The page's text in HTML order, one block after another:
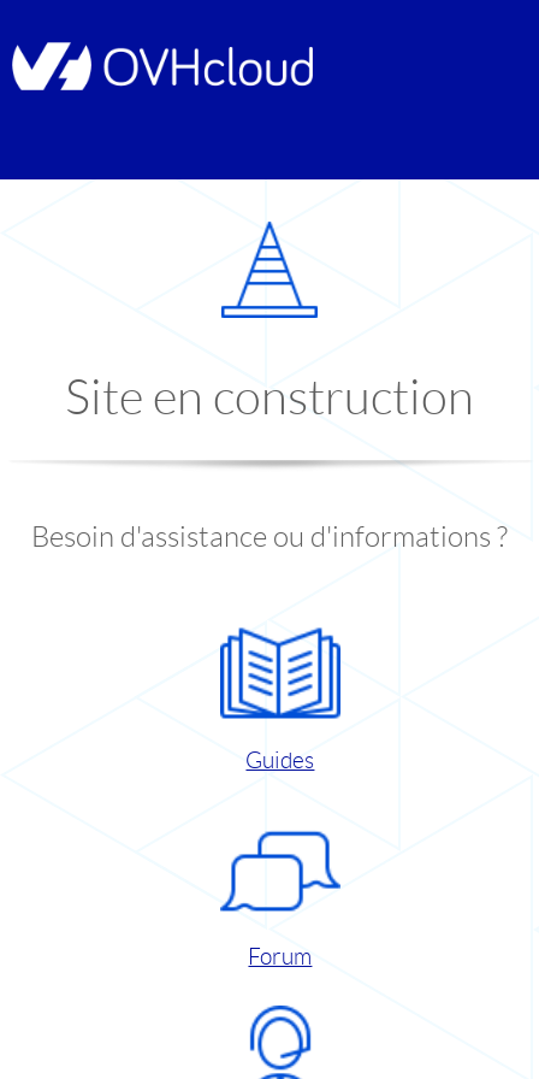
Site en construction
Besoin d'assistance ou d'informations ?
Guides
Forum